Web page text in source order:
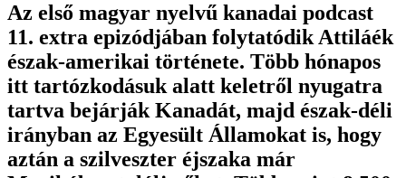
Az első magyar nyelvű kanadai podcast
11. extra epizódjában folytatódik Attiláék
észak-amerikai története. Több hónapos
itt tartózkodásuk alatt keletről nyugatra
tartva bejárják Kanadát, majd észak-déli
irányban az Egyesült Államokat is, hogy
aztán a szilveszter éjszaka már